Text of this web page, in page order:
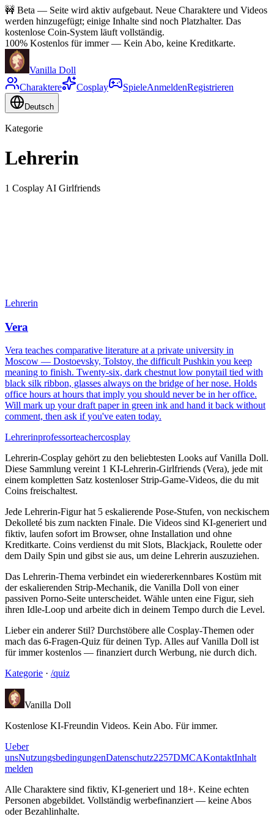
🚧 Beta — Seite wird aktiv aufgebaut. Neue Charaktere und Videos
werden hinzugefügt; einige Inhalte sind noch Platzhalter. Das
kostenlose Coin-System läuft vollständig.
100% Kostenlos für immer— Kein Abo, keine Kreditkarte.
Vanilla Doll
Charaktere
Cosplay SpieleAnmeldenRegistrieren
Deutsch
Kategorie
Lehrerin
1 Cosplay AI Girlfriends
Lehrerin
Vera
Vera teaches comparative literature at a private university in
Moscow — Dostoevsky, Tolstoy, the difficult Pushkin you keep
meaning to finish. Twenty-six, dark chestnut low ponytail tied with
black silk ribbon, glasses always on the bridge of her nose. Holds
office hours at hours that imply you should never be in her office.
Will mark up your draft paper in green ink and hand it back without
comment, then ask if you've eaten today.
Lehrerinprofessorteachercosplay
Lehrerin-Cosplay gehört zu den beliebtesten Looks auf Vanilla Doll.
Diese Sammlung vereint 1 KI-Lehrerin-Girlfriends (Vera), jede mit
einem kompletten Satz kostenloser Strip-Game-Videos, die du mit
Coins freischaltest.
Jede Lehrerin-Figur hat 5 eskalierende Pose-Stufen, von neckischem
Dekolleté bis zum nackten Finale. Die Videos sind KI-generiert und
fiktiv, laufen sofort im Browser, ohne Installation und ohne
Kreditkarte. Coins verdienst du mit Slots, Blackjack, Roulette oder
dem Daily Spin und gibst sie aus, um deine Lehrerin auszuziehen.
Das Lehrerin-Thema verbindet ein wiedererkennbares Kostüm mit
der eskalierenden Strip-Mechanik, die Vanilla Doll von einer
passiven Porno-Seite unterscheidet. Wähle unten eine Figur, sieh
ihren Idle-Loop und arbeite dich in deinem Tempo durch die Level.
Lieber ein anderer Stil? Durchstöbere alle Cosplay-Themen oder
mach das 6-Fragen-Quiz für deinen Typ. Alles auf Vanilla Doll ist
für immer kostenlos — finanziert durch Werbung, nie durch dich.
Kategorie · /quiz
Vanilla Doll
Kostenlose KI-Freundin Videos. Kein Abo. Für immer.
Ueber
unsNutzungsbedingungenDatenschutz2257DMCAKontaktInhalt
melden
Alle Charaktere sind fiktiv, KI-generiert und 18+. Keine echten
Personen abgebildet. Vollständig werbefinanziert — keine Abos
oder Bezahlinhalte.